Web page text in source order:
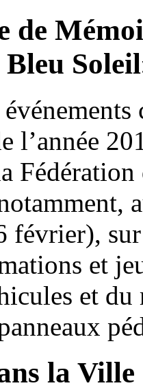
de
l’année
février),
et
et
la Ville